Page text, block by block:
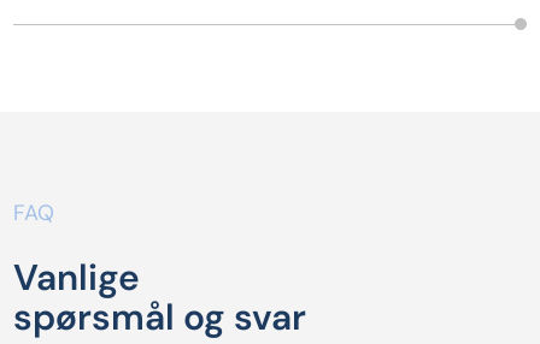
FAQ
Vanlige
spørsmål og svar